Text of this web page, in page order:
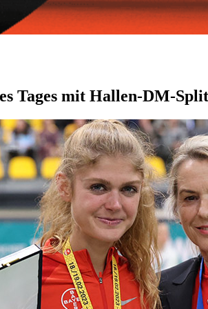
Tages mit Hallen-DM-